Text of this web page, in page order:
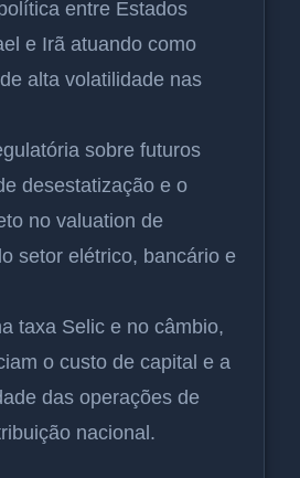
entre Estados
e Irã atuando como
alta volatilidade nas
sobre futuros
desestatização e o
no valuation de
setor elétrico, bancário e
taxa Selic e no câmbio,
o custo de capital e a
das operações de
nacional.